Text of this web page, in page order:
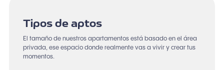
Tipos de aptos
El tamaño de nuestros apartamentos está basado en el área
privada, ese espacio donde realmente vas a vivir y crear tus
momentos.